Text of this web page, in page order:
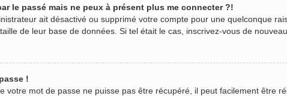
le passé mais ne peux à présent plus me connecter ?!
ait désactivé ou supprimé votre compte pour une quelconque
de leur base de données. Si tel était le cas, inscrivez-vous de
!
votre mot de passe ne puisse pas être récupéré, il peut facilement être